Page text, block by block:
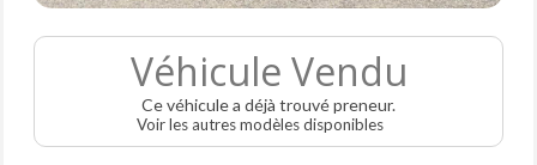
Véhicule Vendu
Ce véhicule a déjà trouvé preneur.
Voir les autres modèles disponibles